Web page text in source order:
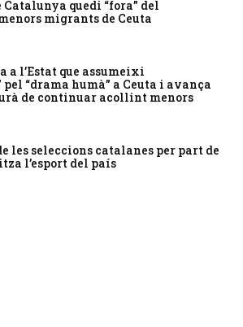
quedi “fora” del
migrants de Ceuta
a l’Estat que assumeixi
“drama humà” a Ceuta i avança
de continuar acollint menors
les seleccions catalanes per part de
l’esport del país